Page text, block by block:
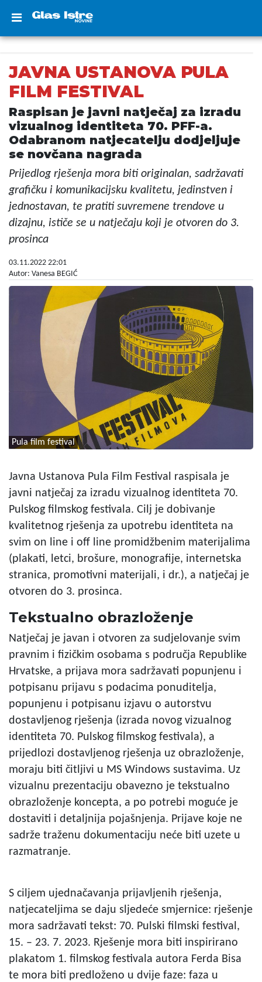
JAVNA USTANOVA PULA
FILM FESTIVAL
Raspisan je javni natječaj za izradu
vizualnog identiteta 70. PFF-a.
Odabranom natjecatelju dodjeljuje
se novčana nagrada
Prijedlog rješenja mora biti originalan, sadržavati
grafičku i komunikacijsku kvalitetu, jedinstven i
jednostavan, te pratiti suvremene trendove u
dizajnu, ističe se u natječaju koji je otvoren do 3.
prosinca
03.11.2022 22:01
Autor: Vanesa BEGIĆ
Pula film festival
Javna Ustanova Pula Film Festival raspisala je
javni natječaj za izradu vizualnog identiteta 70.
Pulskog filmskog festivala. Cilj je dobivanje
kvalitetnog rješenja za upotrebu identiteta na
svim on line i off line promidžbenim materijalima
(plakati, letci, brošure, monografije, internetska
stranica, promotivni materijali, i dr.), a natječaj je
otvoren do 3. prosinca.
Tekstualno obrazloženje
Natječaj je javan i otvoren za sudjelovanje svim
pravnim i fizičkim osobama s područja Republike
Hrvatske, a prijava mora sadržavati popunjenu i
potpisanu prijavu s podacima ponuditelja,
popunjenu i potpisanu izjavu o autorstvu
dostavljenog rješenja (izrada novog vizualnog
identiteta 70. Pulskog filmskog festivala), a
prijedlozi dostavljenog rješenja uz obrazloženje,
moraju biti čitljivi u MS Windows sustavima. Uz
vizualnu prezentaciju obavezno je tekstualno
obrazloženje koncepta, a po potrebi moguće je
dostaviti i detaljnija pojašnjenja. Prijave koje ne
sadrže traženu dokumentaciju neće biti uzete u
razmatranje.
S ciljem ujednačavanja prijavljenih rješenja,
natjecateljima se daju sljedeće smjernice: rješenje
mora sadržavati tekst: 70. Pulski filmski festival,
15. – 23. 7. 2023. Rješenje mora biti inspirirano
plakatom 1. filmskog festivala autora Ferda Bisa
te mora biti predloženo u dvije faze: faza u